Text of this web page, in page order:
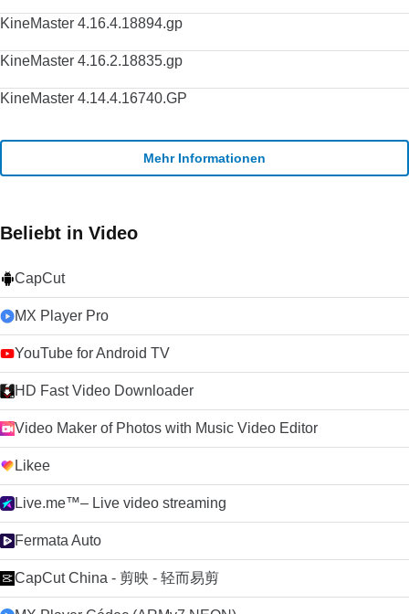
KineMaster 4.16.4.18894.gp
KineMaster 4.16.2.18835.gp
KineMaster 4.14.4.16740.GP
Mehr Informationen
Beliebt in Video
CapCut
MX Player Pro
YouTube for Android TV
HD Fast Video Downloader
Video Maker of Photos with Music Video Editor
Likee
Live.me™– Live video streaming
Fermata Auto
CapCut China - 剪映 - 轻而易剪